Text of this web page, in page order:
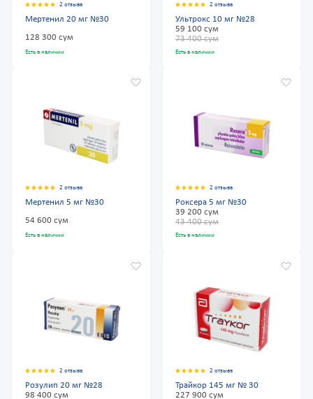
2 отзыва
Мертенил 20 мг №30
128 300 сум
Есть в наличии
2 отзыва
Ультрокс 10 мг №28
59 100 сум
73 400 сум
Есть в наличии
2 отзыва
Мертенил 5 мг №30
54 600 сум
Есть в наличии
2 отзыва
Роксера 5 мг №30
39 200 сум
43 400 сум
Есть в наличии
2 отзыва
Розулип 20 мг №28
98 400 сум
2 отзыва
Трайкор 145 мг № 30
227 900 сум